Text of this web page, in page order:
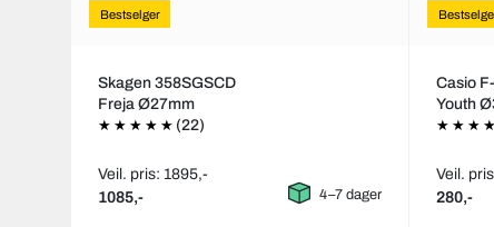
Bestselger
Skagen 358SGSCD
Freja Ø27mm
(22)
Veil. pris: 1895,-
1085,- 4–7 dager
Casio
Youth
Veil.
280,-